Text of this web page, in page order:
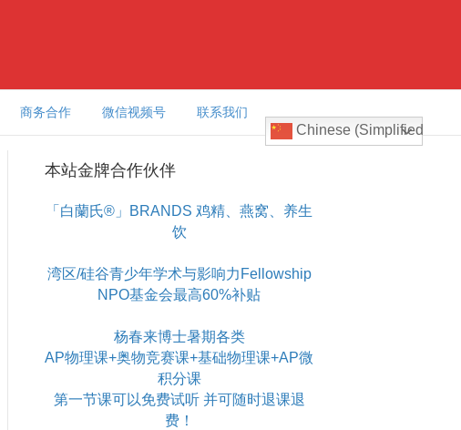
商务合作 微信视频号 联系我们
Chinese (Simplified)
本站金牌合作伙伴
「白蘭氏®」BRANDS 鸡精、燕窝、养生
饮
湾区/硅谷青少年学术与影响力Fellowship
NPO基金会最高60%补贴
杨春来博士暑期各类
AP物理课+奥物竞赛课+基础物理课+AP微
积分课
第一节课可以免费试听 并可随时退课退
费！